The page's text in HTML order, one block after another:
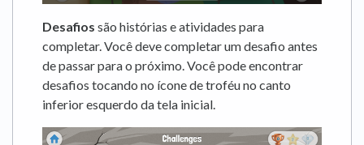
Desafios são histórias e atividades para
completar. Você deve completar um desafio antes
de passar para o próximo. Você pode encontrar
desafios tocando no ícone de troféu no canto
inferior esquerdo da tela inicial.